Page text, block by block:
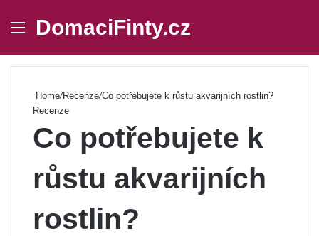
Menu
DomaciFinty.cz
Home/Recenze/Co potřebujete k růstu akvarijních rostlin?
Recenze
Co potřebujete k
růstu akvarijních
rostlin?